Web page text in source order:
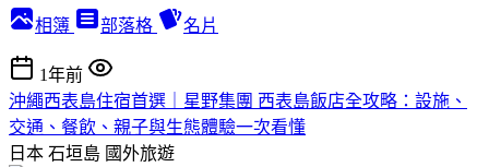
相簿 部落格 名片
1年前
沖繩西表島住宿首選｜星野集團 西表島飯店全攻略：設施、
交通、餐飲、親子與生態體驗一次看懂
日本 石垣島 國外旅遊